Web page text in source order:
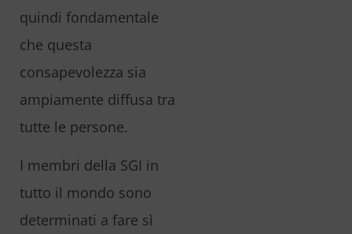
quindi fondamentale
che questa
consapevolezza sia
ampiamente diffusa tra
tutte le persone.
I membri della SGI in
tutto il mondo sono
determinati a fare sì